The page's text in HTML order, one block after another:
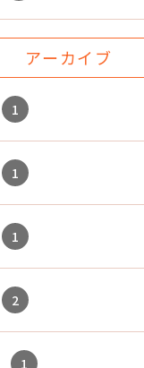
アーカイブ
1
1
1
2
1